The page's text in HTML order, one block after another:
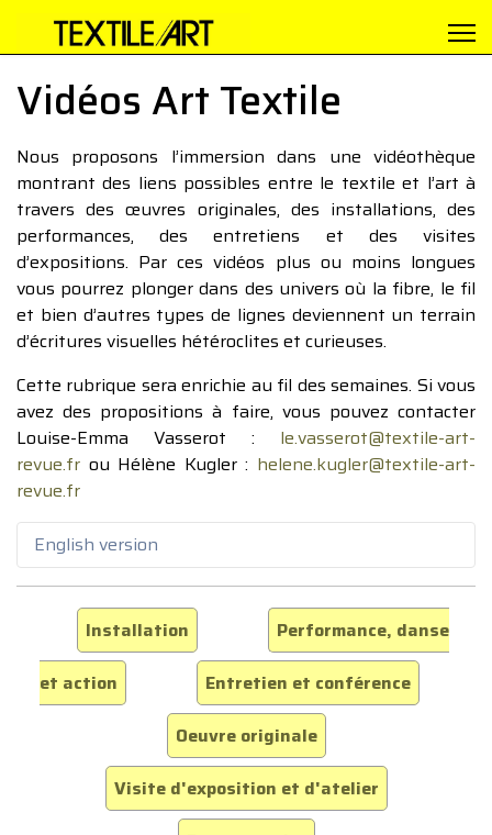
Vidéos Art Textile
Nous proposons l’immersion dans une vidéothèque
montrant des liens possibles entre le textile et l’art à
travers des œuvres originales, des installations, des
performances, des entretiens et des visites
d’expositions. Par ces vidéos plus ou moins longues
vous pourrez plonger dans des univers où la fibre, le fil
et bien d’autres types de lignes deviennent un terrain
d’écritures visuelles hétéroclites et curieuses.
Cette rubrique sera enrichie au fil des semaines. Si vous
avez des propositions à faire, vous pouvez contacter
Louise-Emma Vasserot : le.vasserot@textile-art-
revue.fr ou Hélène Kugler : helene.kugler@textile-art-
revue.fr
English version
Installation
Performance, danse
et action
Entretien et conférence
Oeuvre originale
Visite d'exposition et d'atelier